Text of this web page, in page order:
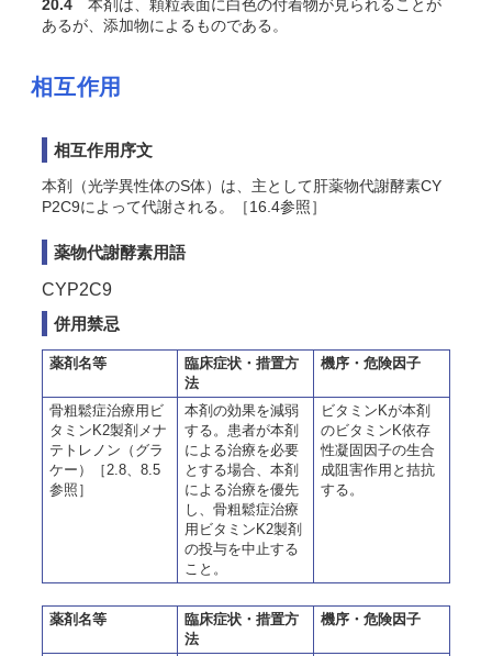
20.4 本剤は、顆粒表面に白色の付着物が見られることが
あるが、添加物によるものである。
相互作用
相互作用序文
本剤（光学異性体のS体）は、主として肝薬物代謝酵素CY
P2C9によって代謝される。［16.4参照］
薬物代謝酵素用語
CYP2C9
併用禁忌
薬剤名等
臨床症状・措置方
法
機序・危険因子
骨粗鬆症治療用ビ
タミンK2製剤メナ
テトレノン（グラ
ケー）［2.8、8.5
参照］
本剤の効果を減弱
する。患者が本剤
による治療を必要
とする場合、本剤
による治療を優先
し、骨粗鬆症治療
用ビタミンK2製剤
の投与を中止する
こと。
ビタミンKが本剤
のビタミンK依存
性凝固因子の生合
成阻害作用と拮抗
する。
薬剤名等
臨床症状・措置方
法
機序・危険因子